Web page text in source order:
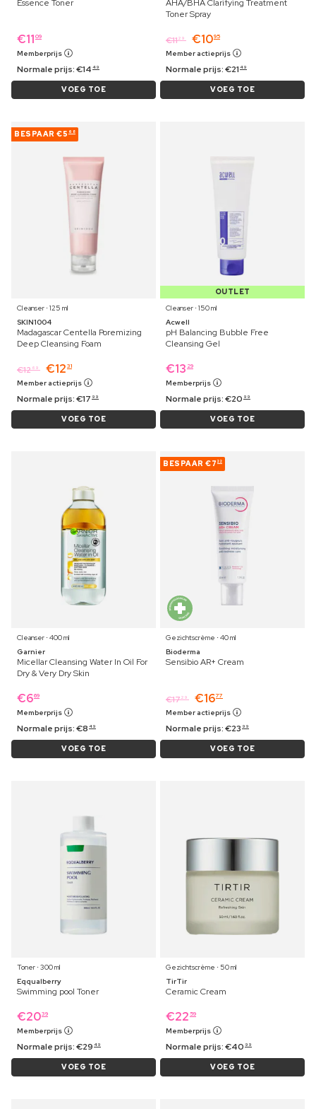
Essence Toner
€11 09
Memberprijs
Normale prijs:€14 49
VOEG TOE
AHA/BHA Clarifying Treatment
Toner Spray
€1129 €1095
Member actieprijs
Normale prijs:€21 49
VOEG TOE
BESPAAR €5 68
Cleanser ⋅ 125 ml
SKIN1004
Madagascar Centella Poremizing
Deep Cleansing Foam
€12 69 €12 31
Member actieprijs
Normale prijs:€17 99
VOEG TOE
OUTLET
Cleanser ⋅ 150 ml
Acwell
pH Balancing Bubble Free
Cleansing Gel
€13 29
Memberprijs
Normale prijs:€20 99
VOEG TOE
Cleanser ⋅ 400 ml
Garnier
Micellar Cleansing Water In Oil For
Dry & Very Dry Skin
€669
Memberprijs
Normale prijs:€8 49
VOEG TOE
BESPAAR €7 22
Gezichtscrème ⋅ 40 ml
Bioderma
Sensibio AR+ Cream
€1729 €1677
Member actieprijs
Normale prijs:€23 99
VOEG TOE
Toner ⋅ 300 ml
Eqqualberry
Swimming pool Toner
€2039
Memberprijs
Normale prijs:€29 49
VOEG TOE
Gezichtscrème ⋅ 50 ml
TirTir
Ceramic Cream
€22 59
Memberprijs
Normale prijs:€40 99
VOEG TOE